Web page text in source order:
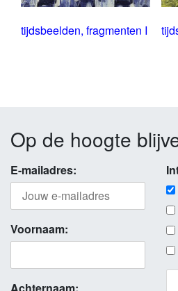
tijdsbeelden, fragmenten I
Op de hoogte
E-mailadres:
Voornaam: